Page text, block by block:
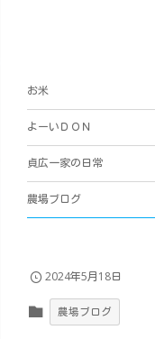
お米
よーいＤＯＮ
貞広一家の日常
農場ブログ
2024年5月18日
農場ブログ